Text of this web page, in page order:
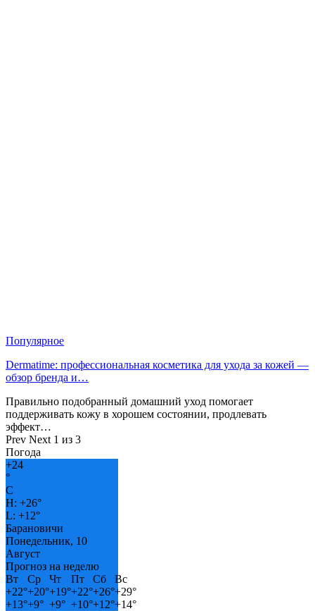
Популярное
Dermatime: профессиональная косметика для ухода за кожей —
обзор бренда и…
Правильно подобранный домашний уход помогает
поддерживать кожу в хорошем состоянии, продлевать
эффект…
Prev Next 1 из 3
Погода
+24
°
C
H: +26°
L: +12°
Барановичи
Понедельник, 10
Август
Прогноз на неделю
Вт
Ср Чт Пт Сб
Вс
+22°+20°+19°+22°+26°+29°
+13°+9° +9° +10°+12°+14°